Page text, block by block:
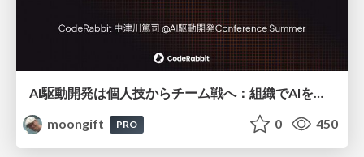
AI駆動開発は個人技からチーム戦へ：組織でAIを使いこなすための実践設計
moongift
PRO 0 450